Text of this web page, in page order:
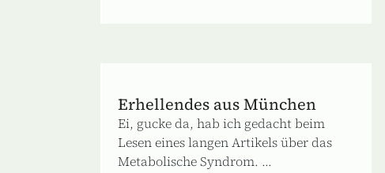
Erhellendes aus München
Ei, gucke da, hab ich gedacht beim
Lesen eines langen Artikels über das
Metabolische Syndrom. ...